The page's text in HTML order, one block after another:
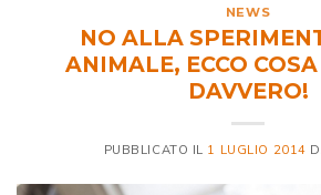
NEWS
NO ALLA
ANIMALE, ECCO COSA
DAVVERO!
PUBBLICATO IL 1 LUGLIO 2014